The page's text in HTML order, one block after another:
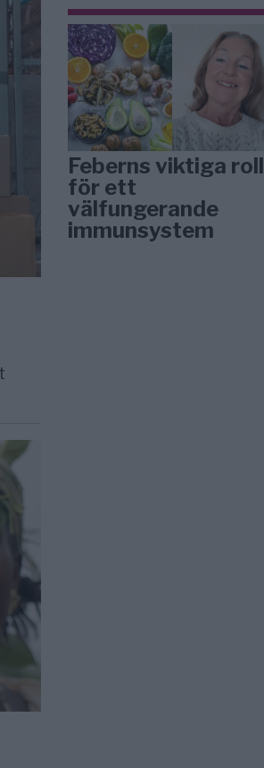
Feberns viktiga roll
för ett
välfungerande
immunsystem